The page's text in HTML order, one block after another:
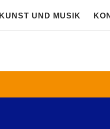
KUNST UND MUSIK